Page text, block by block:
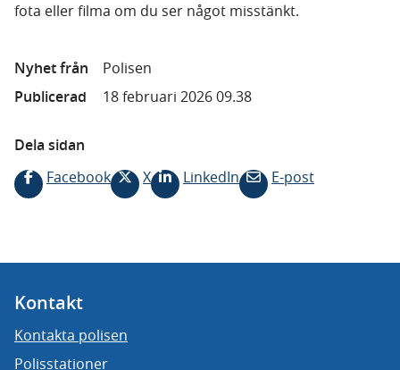
fota eller filma om du ser något misstänkt.
Nyhet från
Polisen
Publicerad
18 februari 2026 09.38
Dela sidan
Facebook
X LinkedIn E-post
Kontakt
Kontakta polisen
Polisstationer